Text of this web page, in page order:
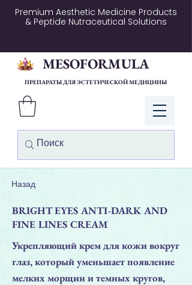
Premium Aesthetic Medicine Products
& Peptide Nutraceutical Solutions
Войти
MESOFORMULA
ПРЕПАРАТЫ ДЛЯ ЭСТЕТИЧЕСКОЙ МЕДИЦИНЫ
Назад
BRIGHT EYES ANTI-DARK AND
FINE LINES CREAM
Укрепляющий крем для кожи вокруг
глаз, который уменьшает появление
мелких морщин и темных кругов,